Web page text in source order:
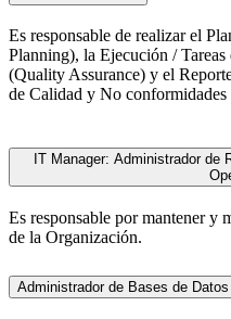
Es responsable de realizar el
Planning), la Ejecución /
(Quality Assurance) y el
de Calidad y No conformidades
IT Manager: Administrador de
Es responsable por mantener y
de la Organización.
Administrador de Bases de Datos